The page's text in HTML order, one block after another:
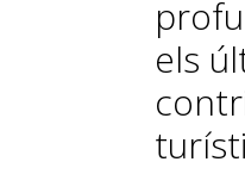
els